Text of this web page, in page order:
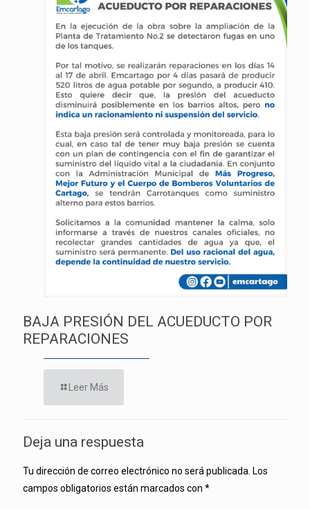
BAJA PRESIÓN DEL ACUEDUCTO POR
REPARACIONES
Leer Más
Deja una respuesta
Tu dirección de correo electrónico no será publicada. Los
campos obligatorios están marcados con *